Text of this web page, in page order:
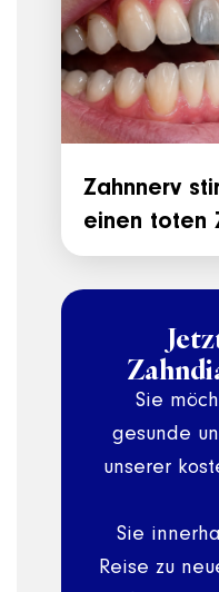
Zahnnerv
einen toten
Sie
gesunde
unserer
Sie
Reise zu